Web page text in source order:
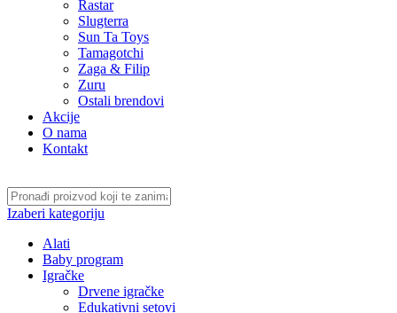
Rastar
Slugterra
Sun Ta Toys
Tamagotchi
Zaga & Filip
Zuru
Ostali brendovi
Akcije
O nama
Kontakt
Izaberi kategoriju
Alati
Baby program
Igračke
Drvene igračke
Edukativni setovi